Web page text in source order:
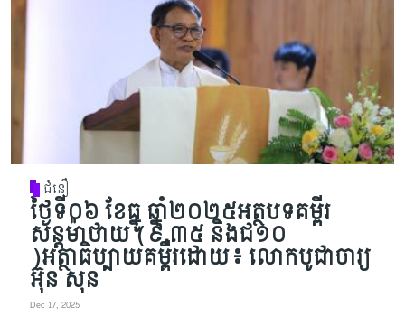
ជំនឿ
ថ្ងៃទី០៦ ខែធ្នូ ឆ្នាំ២០២៥អត្ថបទគម្ពីរ
សន្តម៉ាថាយ (៩​​​​​​​​​​​​​​,៣៥ និងជ១០
)អត្ថាធិប្បាយគម្ពីរដោយ៖ លោកបូជាចារ្យ
អ៊ុន សុន
Dec 17, 2025